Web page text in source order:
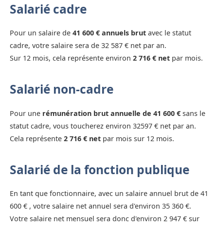
Salarié cadre
Pour un salaire de 41 600 € annuels brut avec le statut
cadre, votre salaire sera de 32 587 € net par an.
Sur 12 mois, cela représente environ 2 716 € net par mois.
Salarié non-cadre
Pour une rémunération brut annuelle de 41 600 € sans le
statut cadre, vous toucherez environ 32597 € net par an.
Cela représente 2 716 € net par mois sur 12 mois.
Salarié de la fonction publique
En tant que fonctionnaire, avec un salaire annuel brut de 41
600 € , votre salaire net annuel sera d'environ 35 360 €.
Votre salaire net mensuel sera donc d'environ 2 947 € sur